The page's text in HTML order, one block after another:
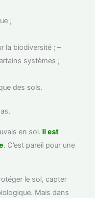
;
la biodiversité ; –
systèmes ;
des sols.
en soi. Il est
. C’est pareil pour une
le sol, capter
Mais dans